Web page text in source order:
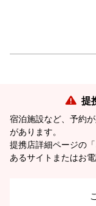
提
宿泊施設など、予約
があります。
提携店詳細ページの「
あるサイトまたはお